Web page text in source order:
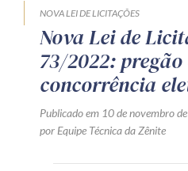
NOVA LEI DE LICITAÇÕES
Nova Lei de
73/2022: pregão
concorrência
Publicado em 10 de novembro
por Equipe Técnica da Zênite